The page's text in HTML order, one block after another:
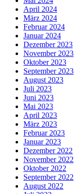
April 2024
März 2024
Februar 2024
Januar 2024
Dezember 2023
November 2023
Oktober 2023
September 2023
August 2023
Juli 2023
Juni 2023
Mai 2023
April 2023
März 2023
Februar 2023
Januar 2023
Dezember 2022
November 2022
Oktober 2022
September 2022
August 2022